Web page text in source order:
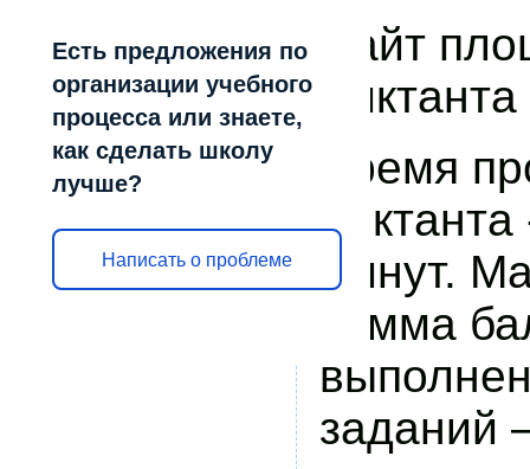
Сайт
Диктанта
Время
диктанта
минут.
сумма
заданий
Есть предложения по
организации учебного
процесса или знаете,
как сделать школу
лучше?
Написать о проблеме